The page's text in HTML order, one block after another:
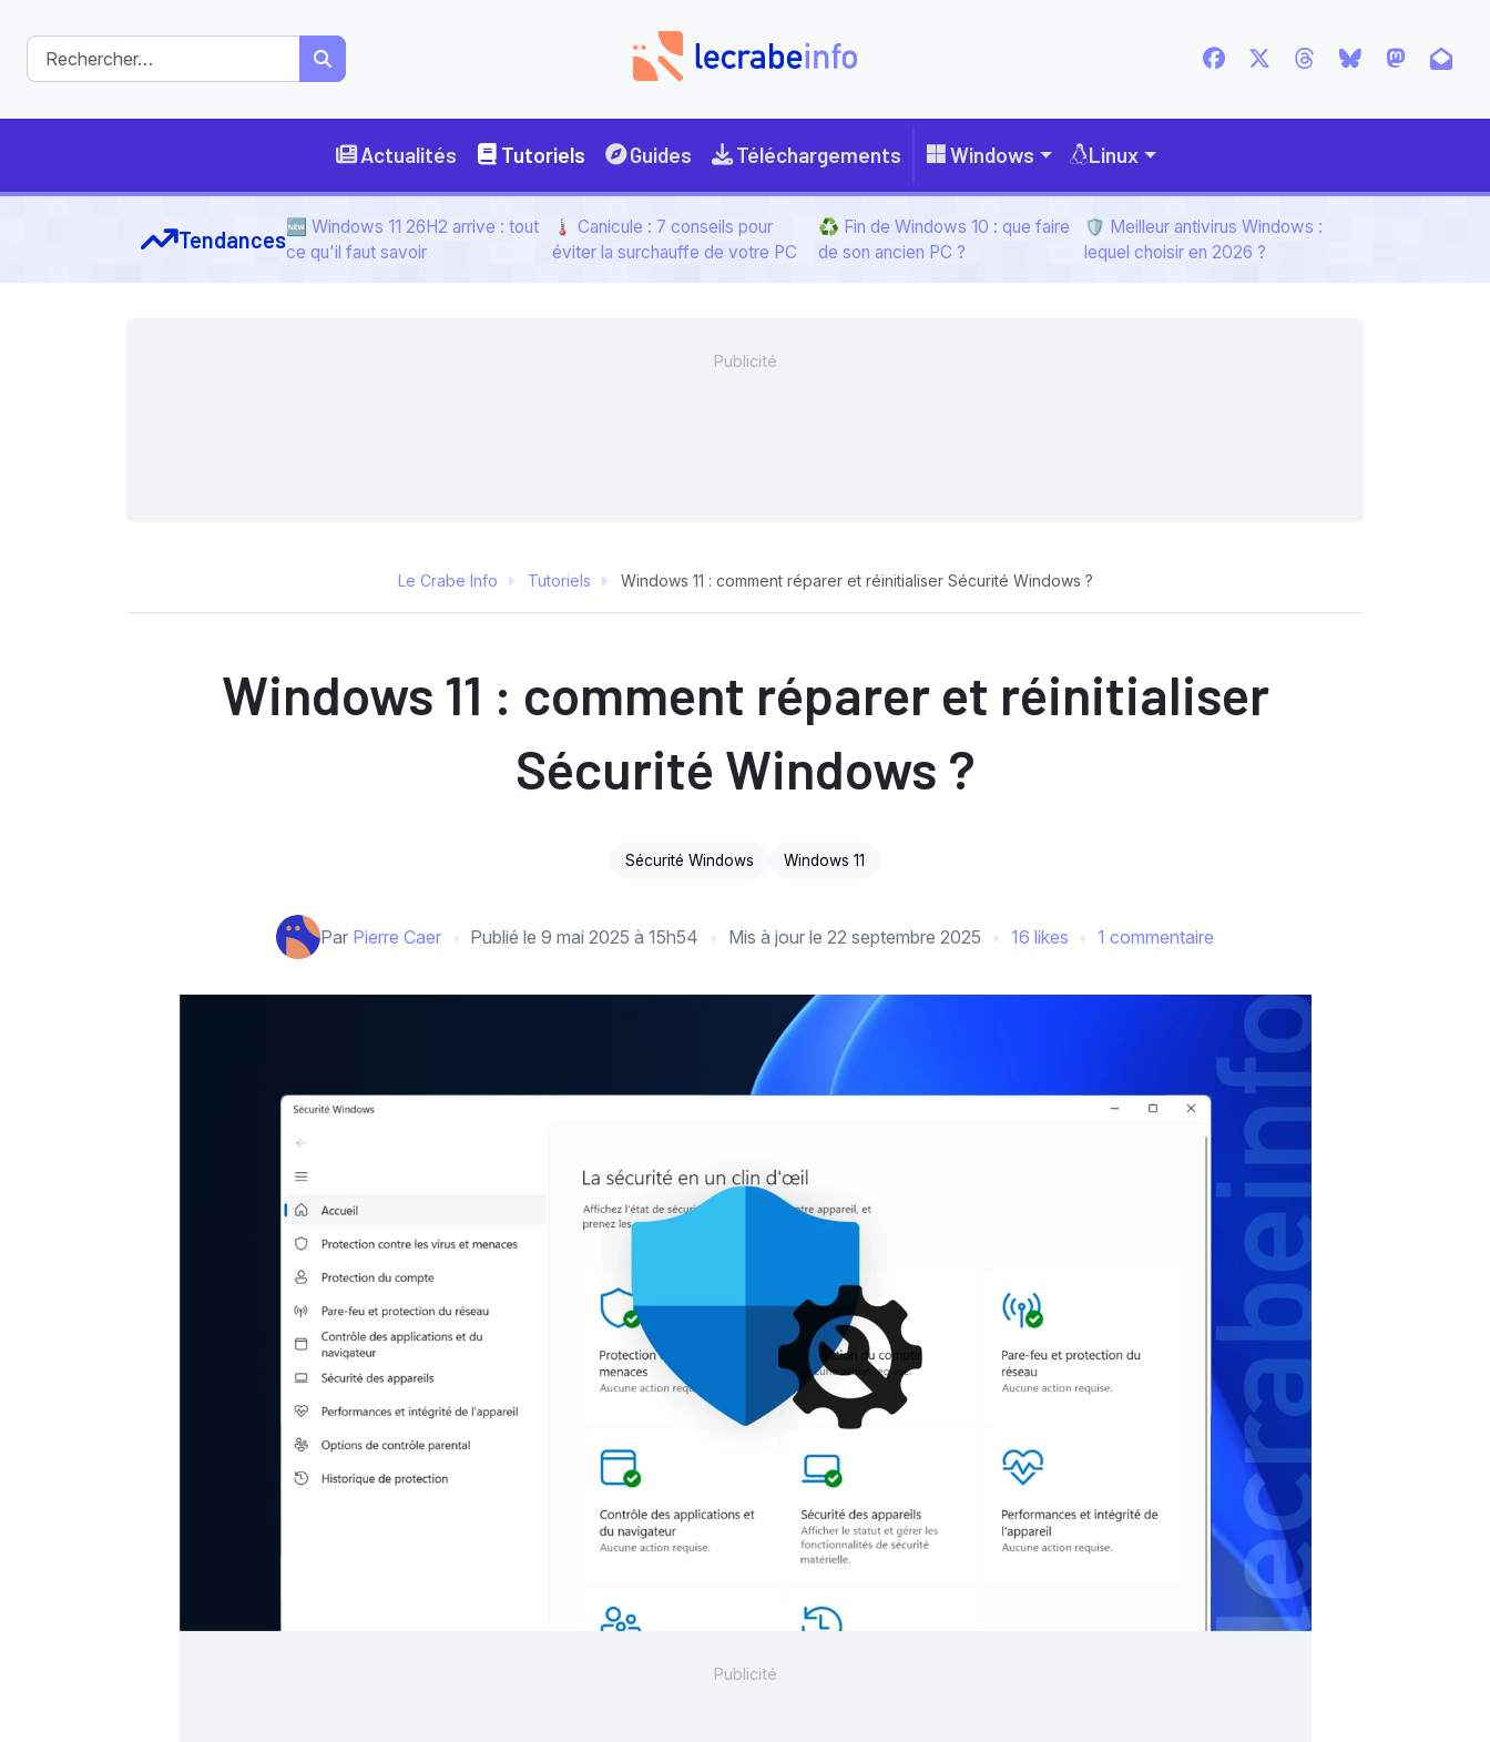
Actualités Tutoriels Guides Téléchargements Windows Linux
Tendances🆕 Windows 11 26H2 arrive : tout
ce qu'il faut savoir
🌡️ Canicule : 7 conseils pour
éviter la surchauffe de votre PC
♻️ Fin de Windows 10 : que faire
de son ancien PC ?
🛡️ Meilleur antivirus Windows :
lequel choisir en 2026 ?
Le Crabe Info Tutoriels Windows 11 : comment réparer et réinitialiser Sécurité Windows ?
Windows 11 : comment réparer et réinitialiser
Sécurité Windows ?
Sécurité Windows Windows 11
Par Pierre Caer Publié le9 mai 2025 à 15h54 Mis à jour le 22 septembre 2025 16 likes 1 commentaire